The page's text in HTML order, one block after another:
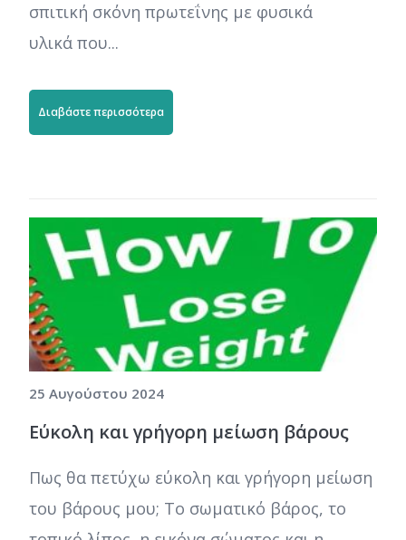
σπιτική σκόνη πρωτεΐνης με φυσικά
υλικά που...
Διαβάστε περισσότερα
25 Αυγούστου 2024
Εύκολη και γρήγορη μείωση βάρους
Πως θα πετύχω εύκολη και γρήγορη μείωση
του βάρους μου; Το σωματικό βάρος, το